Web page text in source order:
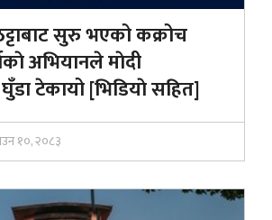
सुरु भएको कक्रोच
अभियानले माेदी
टेकायो [भिडियाे सहित]
१०, २०८३